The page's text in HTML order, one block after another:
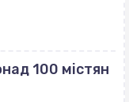
100 містян